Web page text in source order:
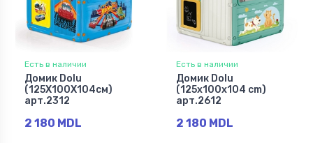
Есть в наличии
Домик Dolu
(125Х100Х104см)
арт.2312
2 180 MDL
Есть в наличии
Домик Dolu
(125x100x104 cm)
арт.2612
2 180 MDL